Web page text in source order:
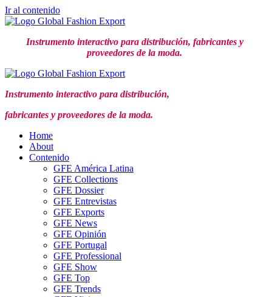
Ir al contenido
Instrumento interactivo para distribución, fabricantes y
proveedores de la moda.
Instrumento interactivo para distribución,
fabricantes y proveedores de la moda.
Home
About
Contenido
GFE América Latina
GFE Collections
GFE Dossier
GFE Entrevistas
GFE Exports
GFE News
GFE Opinión
GFE Portugal
GFE Professional
GFE Show
GFE Top
GFE Trends